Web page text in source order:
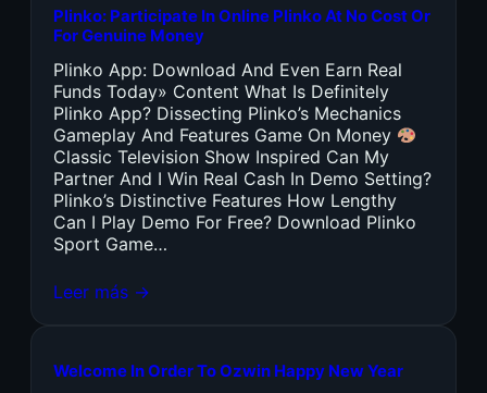
Plinko: Participate In Online Plinko At No Cost Or
For Genuine Money
Plinko App: Download And Even Earn Real
Funds Today» Content What Is Definitely
Plinko App? Dissecting Plinko’s Mechanics
Gameplay And Features Game On Money
Classic Television Show Inspired Can My
Partner And I Win Real Cash In Demo Setting?
Plinko’s Distinctive Features How Lengthy
Can I Play Demo For Free? Download Plinko
Sport Game…
Leer más →
Welcome In Order To Ozwin Happy New Year